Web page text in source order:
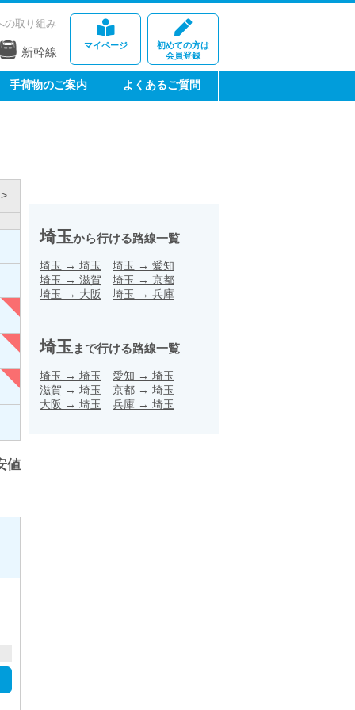
マイページ
初めての方は
会員登録
の取り組み
新幹線
手荷物のご案内 よくあるご質問
値
埼玉から行ける路線一覧
埼玉 → 埼玉 埼玉 → 愛知
埼玉 → 滋賀 埼玉 → 京都
埼玉 → 大阪 埼玉 → 兵庫
埼玉 まで行ける路線一覧
埼玉 → 埼玉 愛知 → 埼玉
滋賀 → 埼玉 京都 → 埼玉
大阪 → 埼玉 兵庫 → 埼玉